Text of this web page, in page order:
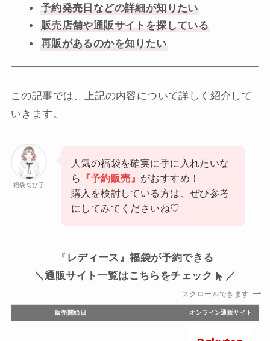
予約発売日などの詳細が知りたい
販売店舗や通販サイトを探している
再販があるのかを知りたい
この記事では、上記の内容について詳しく紹介して
いきます。
福袋なび子
人気の福袋を確実に手に入れたいな
ら
『予約販売』 がおすすめ！
購入を検討している方は、ぜひ参考
にしてみてくださいね♡
『 レディース』福袋が予約できる
＼通販サイト一覧はこちらをチェック
／
スクロールできます
販売開始日 オンライン通販サイト